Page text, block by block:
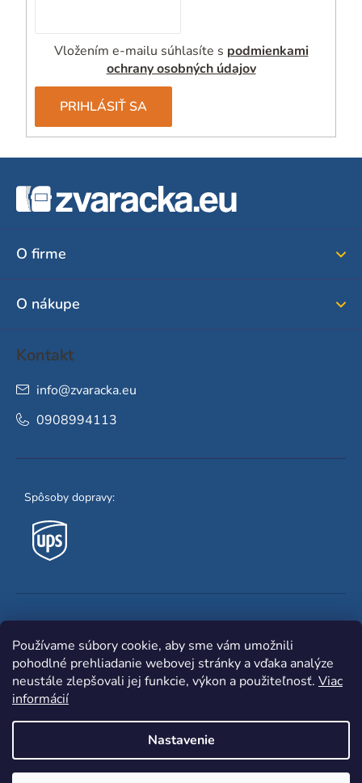
Používame súbory cookie, aby sme vám umožnili
pohodlné prehliadanie webovej stránky a vďaka analýze
neustále zlepšovali jej funkcie, výkon a použiteľnosť. Viac
informácií
Nastavenie
Vložením e-mailu súhlasíte s podmienkami
ochrany osobných údajov
PRIHLÁSIŤ SA
O firme
O nákupe
Kontakt
info@zvaracka.eu
0908994113
Spôsoby dopravy:
Shoptet |mime digital